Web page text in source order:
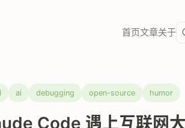
首页文章关于
ai debugging open-source humor
Code 遇上互联网